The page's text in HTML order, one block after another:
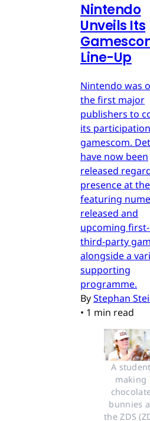
Nintendo
Unveils Its
Line-Up
Nintendo was
the first major
publishers to
its
gamescom.
have now been
released
presence at
featuring
released and
upcoming
third-party
alongside a
supporting
programme.
ByStephan
• 1 min read
A student
making
bunnies
the ZDS